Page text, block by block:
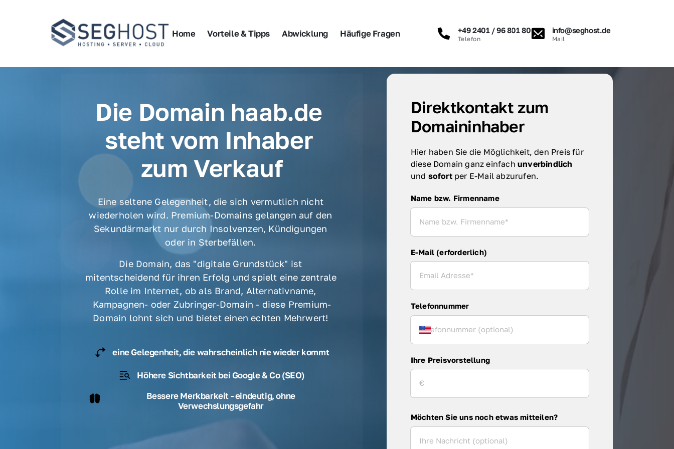
Home Vorteile & Tipps Abwicklung Häufige Fragen +49 2401 / 96 801 80
Telefon
info@seghost.de
Mail
Die Domain haab.de
steht vom Inhaber
zum Verkauf
Eine seltene Gelegenheit, die sich vermutlich nicht
wiederholen wird. Premium-Domains gelangen auf den
Sekundärmarkt nur durch Insolvenzen, Kündigungen
oder in Sterbefällen.
Die Domain, das "digitale Grundstück" ist
mitentscheidend für ihren Erfolg und spielt eine zentrale
Rolle im Internet, ob als Brand, Alternativname,
Kampagnen- oder Zubringer-Domain - diese Premium-
Domain lohnt sich und bietet einen echten Mehrwert!
eine Gelegenheit, die wahrscheinlich nie wieder kommt
Höhere Sichtbarkeit bei Google & Co (SEO)
Bessere Merkbarkeit - eindeutig, ohne
Verwechslungsgefahr
Direktkontakt zum
Domaininhaber
Hier haben Sie die Möglichkeit, den Preis für
diese Domain ganz einfach
und sofort per E-Mail abzurufen.
Name bzw. Firmenname
Name bzw. Firmenname
E-Mail (erforderlich)
Telefonnummer
Ihre Preisvorstellung
Möchten Sie uns noch etwas mitteilen?